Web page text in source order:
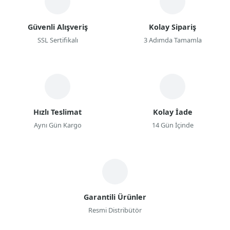
Güvenli Alışveriş
SSL Sertifikalı
Kolay Sipariş
3 Adımda Tamamla
Hızlı Teslimat
Aynı Gün Kargo
Kolay İade
14 Gün İçinde
Garantili Ürünler
Resmi Distribütör